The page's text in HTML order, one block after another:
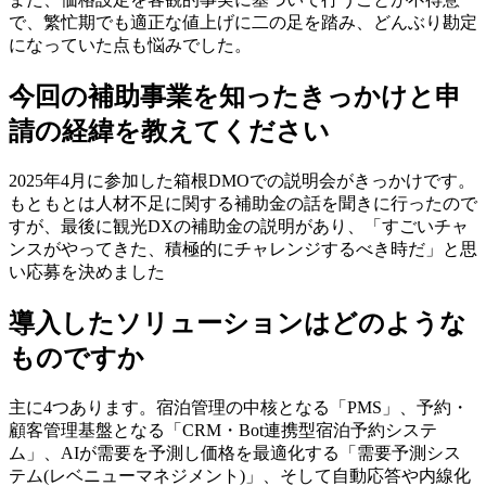
で、繁忙期でも適正な値上げに二の足を踏み、どんぶり勘定
になっていた点も悩みでした。
今回の補助事業を知ったきっかけと申
請の経緯を教えてください
2025年4月に参加した箱根DMOでの説明会がきっかけです。
もともとは人材不足に関する補助金の話を聞きに行ったので
すが、最後に観光DXの補助金の説明があり、「すごいチャ
ンスがやってきた、積極的にチャレンジするべき時だ」と思
い応募を決めました
導入したソリューションはどのような
ものですか
主に4つあります。宿泊管理の中核となる「PMS」、予約・
顧客管理基盤となる「CRM・Bot連携型宿泊予約システ
ム」、AIが需要を予測し価格を最適化する「需要予測シス
テム(レベニューマネジメント)」、そして自動応答や内線化